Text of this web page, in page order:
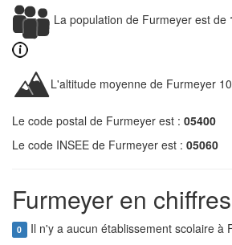
La population de Furmeyer est de
L'altitude moyenne de Furmeyer
Le code postal de Furmeyer est : 05400
Le code INSEE de Furmeyer est : 05060
Furmeyer en chiffres
0 Il n'y a aucun établissement scolaire à